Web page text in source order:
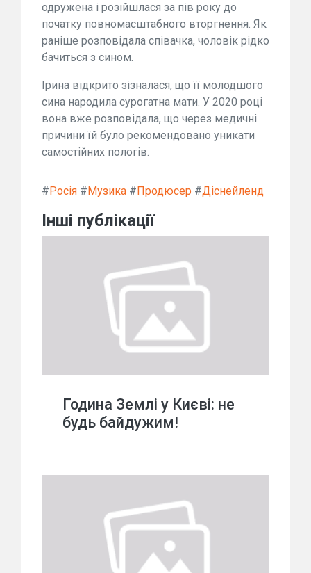
одружена і розійшлася за пів року до
початку повномасштабного вторгнення. Як
раніше розповідала співачка, чоловік рідко
бачиться з сином.
Ірина відкрито зізналася, що її молодшого
сина народила сурогатна мати. У 2020 році
вона вже розповідала, що через медичні
причини їй було рекомендовано уникати
самостійних пологів.
#Росія #Музика #Продюсер #Діснейленд
Інші публікації
Година Землі у Києві: не
будь байдужим!